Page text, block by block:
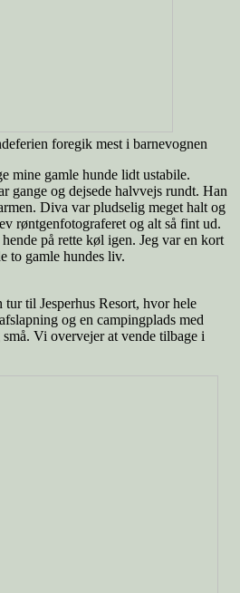
foregik mest i barnevognen
mine gamle hunde lidt ustabile.
gange og dejsede halvvejs rundt. Han
Diva var pludselig meget halt og
røntgenfotograferet og alt så fint ud.
på rette køl igen. Jeg var en kort
to gamle hundes liv.
tur til Jesperhus Resort, hvor hele
og en campingplads med
Vi overvejer at vende tilbage i